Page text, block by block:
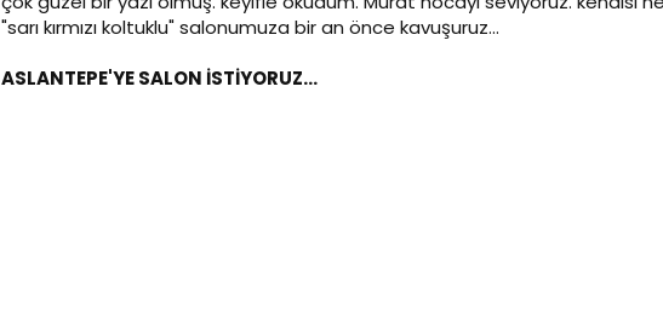
"sarı kırmızı koltuklu" salonumuza bir an önce kavuşuruz...
ASLANTEPE'YE SALON İSTİYORUZ...